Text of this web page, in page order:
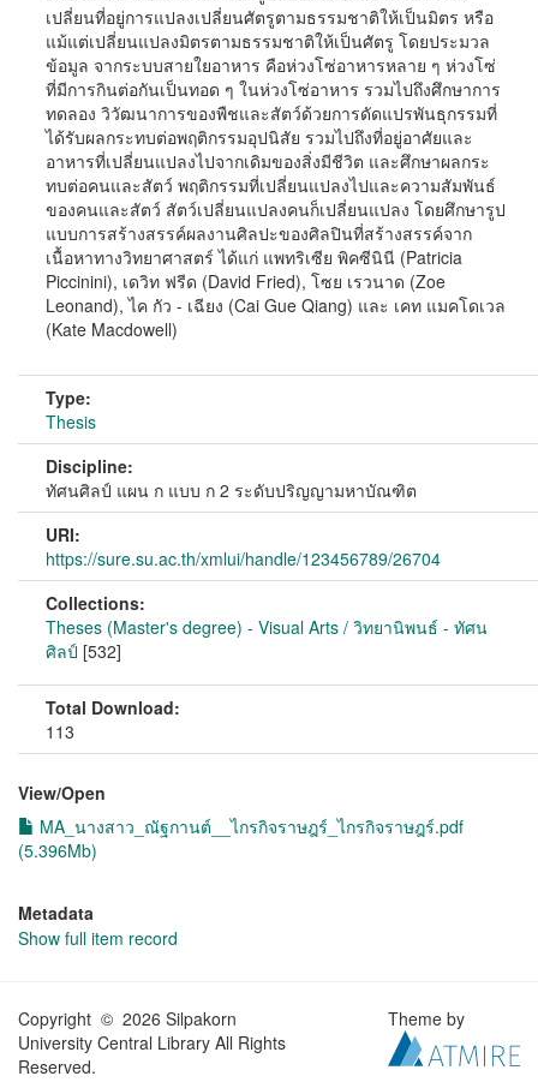
เปลี่ยนที่อยู่การแปลงเปลี่ยนศัตรูตามธรรมชาติให้เป็นมิตร หรือ
แม้แต่เปลี่ยนแปลงมิตรตามธรรมชาติให้เป็นศัตรู โดยประมวล
ข้อมูล จากระบบสายใยอาหาร คือห่วงโซ่อาหารหลาย ๆ ห่วงโซ่
ที่มีการกินต่อกันเป็นทอด ๆ ในห่วงโซ่อาหาร รวมไปถึงศึกษาการ
ทดลอง วิวัฒนาการของพืชและสัตว์ด้วยการดัดแปรพันธุกรรมที่
ได้รับผลกระทบต่อพฤติกรรมอุปนิสัย รวมไปถึงที่อยู่อาศัยและ
อาหารที่เปลี่ยนแปลงไปจากเดิมของสิ่งมีชีวิต และศึกษาผลกระ
ทบต่อคนและสัตว์ พฤติกรรมที่เปลี่ยนแปลงไปและความสัมพันธ์
ของคนและสัตว์ สัตว์เปลี่ยนแปลงคนก็เปลี่ยนแปลง โดยศึกษารูป
แบบการสร้างสรรค์ผลงานศิลปะของศิลปินที่สร้างสรรค์จาก
เนื้อหาทางวิทยาศาสตร์ ได้แก่ แพทริเซีย พิคซีนินี (Patricia
Piccinini), เดวิท ฟรีด (David Fried), โซย เรวนาด (Zoe
Leonand), ไค กัว - เฉียง (Cai Gue Qiang) และ เคท แมคโดเวล
(Kate Macdowell)
Type:
Thesis
Discipline:
ทัศนศิลป์ แผน ก แบบ ก 2 ระดับปริญญามหาบัณฑิต
URI:
https://sure.su.ac.th/xmlui/handle/123456789/26704
Collections:
Theses (Master's degree) - Visual Arts / วิทยานิพนธ์ - ทัศน
ศิลป์ [532]
Total Download:
113
View/Open
MA_นางสาว_ณัฐกานต์__ไกรกิจราษฎร์_ไกรกิจราษฎร์.pdf
(5.396Mb)
Metadata
Show full item record
Copyright © 2026 Silpakorn
University Central Library All Rights
Reserved.
Theme by